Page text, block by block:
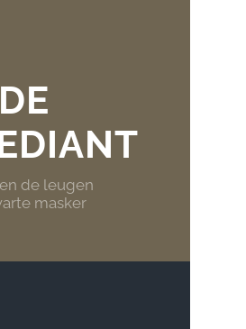
DE
de leugen
masker